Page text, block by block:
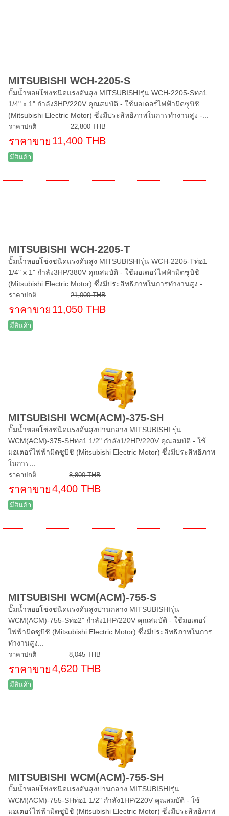
MITSUBISHI WCH-2205-S
ปั๊มน้ำหอยโข่งชนิดแรงดันสูง MITSUBISHIรุ่น WCH-2205-Sท่อ1
1/4" x 1" กำลัง3HP/220V คุณสมบัติ - ใช้มอเตอร์ไฟฟ้ามิตซูบิชิ
(Mitsubishi Electric Motor) ซึ่งมีประสิทธิภาพในการทำงานสูง -...
ราคาปกติ 22,800 THB
ราคาขาย 11,400 THB
มีสินค้า
MITSUBISHI WCH-2205-T
ปั๊มน้ำหอยโข่งชนิดแรงดันสูง MITSUBISHIรุ่น WCH-2205-Tท่อ1
1/4" x 1" กำลัง3HP/380V คุณสมบัติ - ใช้มอเตอร์ไฟฟ้ามิตซูบิชิ
(Mitsubishi Electric Motor) ซึ่งมีประสิทธิภาพในการทำงานสูง -...
ราคาปกติ 21,000 THB
ราคาขาย 11,050 THB
มีสินค้า
MITSUBISHI WCM(ACM)-375-SH
ปั๊มน้ำหอยโข่งชนิดแรงดันสูงปานกลาง MITSUBISHI รุ่น
WCM(ACM)-375-SHท่อ1 1/2" กำลัง1/2HP/220V คุณสมบัติ - ใช้
มอเตอร์ไฟฟ้ามิตซูบิชิ (Mitsubishi Electric Motor) ซึ่งมีประสิทธิภาพ
ในการ...
ราคาปกติ 8,800 THB
ราคาขาย4,400 THB
มีสินค้า
MITSUBISHI WCM(ACM)-755-S
ปั๊มน้ำหอยโข่งชนิดแรงดันสูงปานกลาง MITSUBISHIรุ่น
WCM(ACM)-755-Sท่อ2" กำลัง1HP/220V คุณสมบัติ - ใช้มอเตอร์
ไฟฟ้ามิตซูบิชิ (Mitsubishi Electric Motor) ซึ่งมีประสิทธิภาพในการ
ทำงานสูง...
ราคาปกติ 8,045 THB
ราคาขาย4,620 THB
มีสินค้า
MITSUBISHI WCM(ACM)-755-SH
ปั๊มน้ำหอยโข่งชนิดแรงดันสูงปานกลาง MITSUBISHIรุ่น
WCM(ACM)-755-SHท่อ1 1/2" กำลัง1HP/220V คุณสมบัติ - ใช้
มอเตอร์ไฟฟ้ามิตซูบิชิ (Mitsubishi Electric Motor) ซึ่งมีประสิทธิภาพ